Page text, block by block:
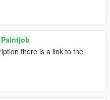
there is a link to the